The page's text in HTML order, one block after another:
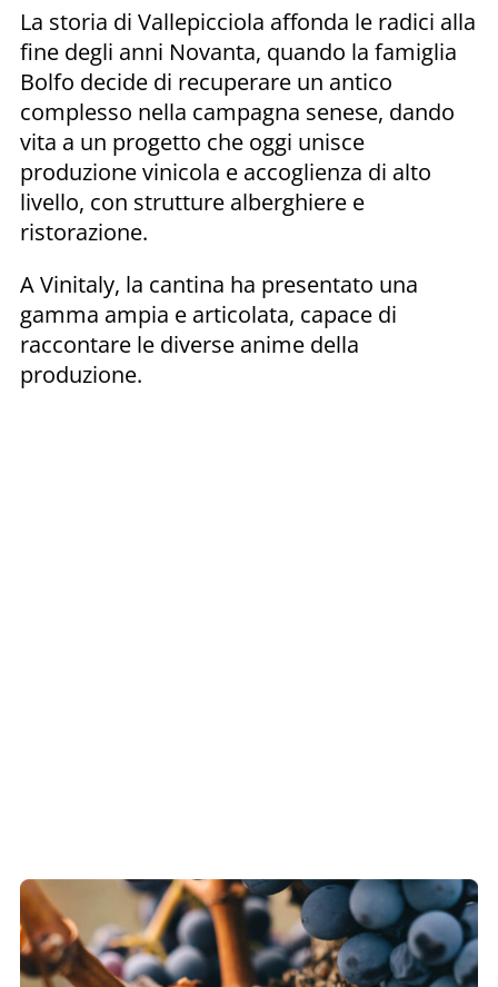
La storia di Vallepicciola affonda le radici alla
fine degli anni Novanta, quando la famiglia
Bolfo decide di recuperare un antico
complesso nella campagna senese, dando
vita a un progetto che oggi unisce
produzione vinicola e accoglienza di alto
livello, con strutture alberghiere e
ristorazione.
A Vinitaly, la cantina ha presentato una
gamma ampia e articolata, capace di
raccontare le diverse anime della
produzione.